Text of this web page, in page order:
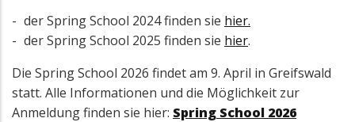
der Spring School 2024 finden sie hier.
der Spring School 2025 finden sie hier.
Die Spring School 2026 findet am 9. April in Greifswald
statt. Alle Informationen und die Möglichkeit zur
Anmeldung finden sie hier: Spring School 2026